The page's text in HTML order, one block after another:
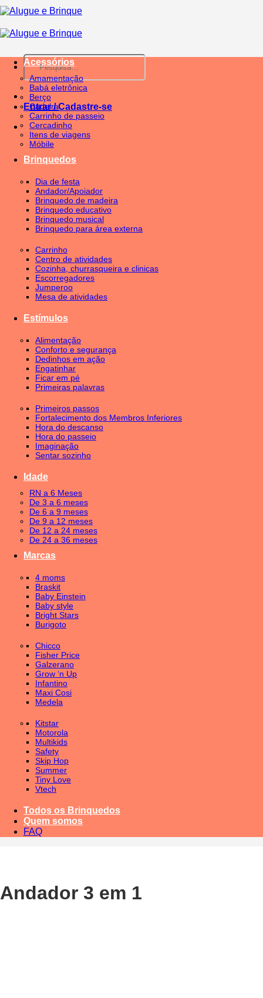
Skip
to
Pesquisar
por:
Entrar / Cadastre-se
Acessórios
Amamentação
Babá eletrônica
Berço
Cadeira
Carrinho de passeio
Cercadinho
Itens de viagens
Móbile
Brinquedos
Dia de festa
Andador/Apoiador
Brinquedo de madeira
Brinquedo educativo
Brinquedo musical
Brinquedo para área externa
Carrinho
Centro de atividades
Cozinha, churrasqueira e clinicas
Escorregadores
Jumperoo
Mesa de atividades
Estímulos
Alimentação
Conforto e segurança
Dedinhos em ação
Engatinhar
Ficar em pé
Primeiras palavras
Primeiros passos
Fortalecimento dos Membros Inferiores
Hora do descanso
Hora do passeio
Imaginação
Sentar sozinho
Idade
RN a 6 Meses
De 3 a 6 meses
De 6 a 9 meses
De 9 a 12 meses
De 12 a 24 meses
De 24 a 36 meses
Marcas
4 moms
Braskit
Baby Einstein
Baby style
Bright Stars
Burigoto
Chicco
Fisher Price
Galzerano
Grow ‘n Up
Infantino
Maxi Cosi
Medela
Kitstar
Motorola
Multikids
Safety
Skip Hop
Summer
Tiny Love
Vtech
Todos os Brinquedos
Quem somos
FAQ
Andador 3 em 1